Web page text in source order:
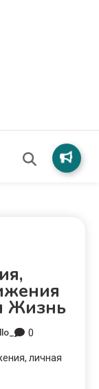
Жизнь
0